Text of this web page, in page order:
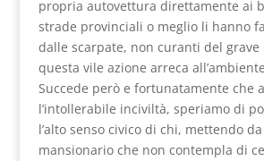
propria autovettura direttamente ai
strade provinciali o meglio li hanno
dalle scarpate, non curanti del grave
questa vile azione arreca
Succede però e fortunatamente che
l’intollerabile inciviltà, speriamo di
l’alto senso civico di chi, mettendo
mansionario che non contempla di